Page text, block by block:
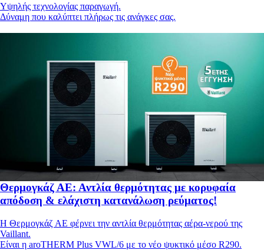
Υψηλής τεχνολογίας παραγωγή.
Δύναμη που καλύπτει πλήρως τις ανάγκες σας.
Θερμογκάζ ΑΕ: Αντλία θερμότητας με κορυφαία
απόδοση & ελάχιστη κατανάλωση ρεύματος!
Η Θερμογκάζ ΑΕ φέρνει την αντλία θερμότητας αέρα-νερού της
Vaillant.
Είναι η aroTHERM Plus VWL/6 με το νέο ψυκτικό μέσο R290.